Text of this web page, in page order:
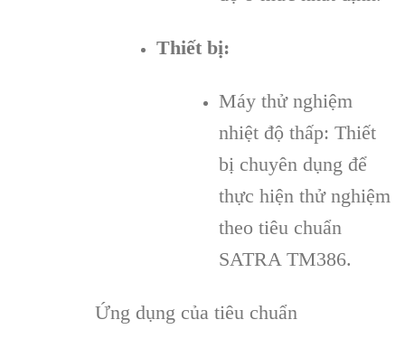
Thiết bị:
Máy thử nghiệm
nhiệt độ thấp: Thiết
bị chuyên dụng để
thực hiện thử nghiệm
theo tiêu chuẩn
SATRA TM386.
Ứng dụng của tiêu chuẩn